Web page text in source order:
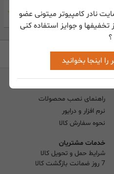
نادر کامپیوتر میتونی عضو
و جوایز استفاده کنی
؟
اینجا بخوانید
راهنمای نصب محصولات
نرم افزار و درایور
نحوه سفارش کالا
خدمات مشتریان
شرایط حمل و تحویل کالا
7 روز ضمانت بازگشت کالا